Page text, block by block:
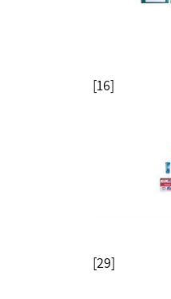
[16]
[29]